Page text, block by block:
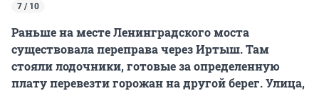
7 / 10
Раньше на месте Ленинградского моста
существовала переправа через Иртыш. Там
стояли лодочники, готовые за определенную
плату перевезти горожан на другой берег. Улица,